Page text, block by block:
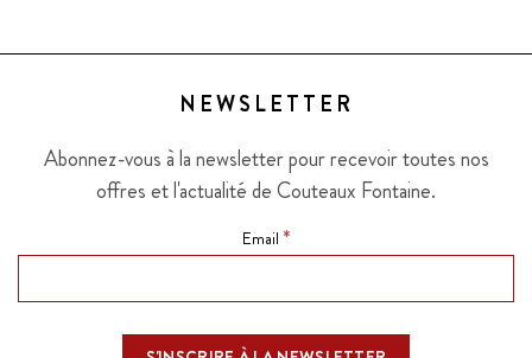
NEWSLETTER
Abonnez-vous à la newsletter pour recevoir toutes nos
offres et l'actualité de Couteaux Fontaine.
Email *